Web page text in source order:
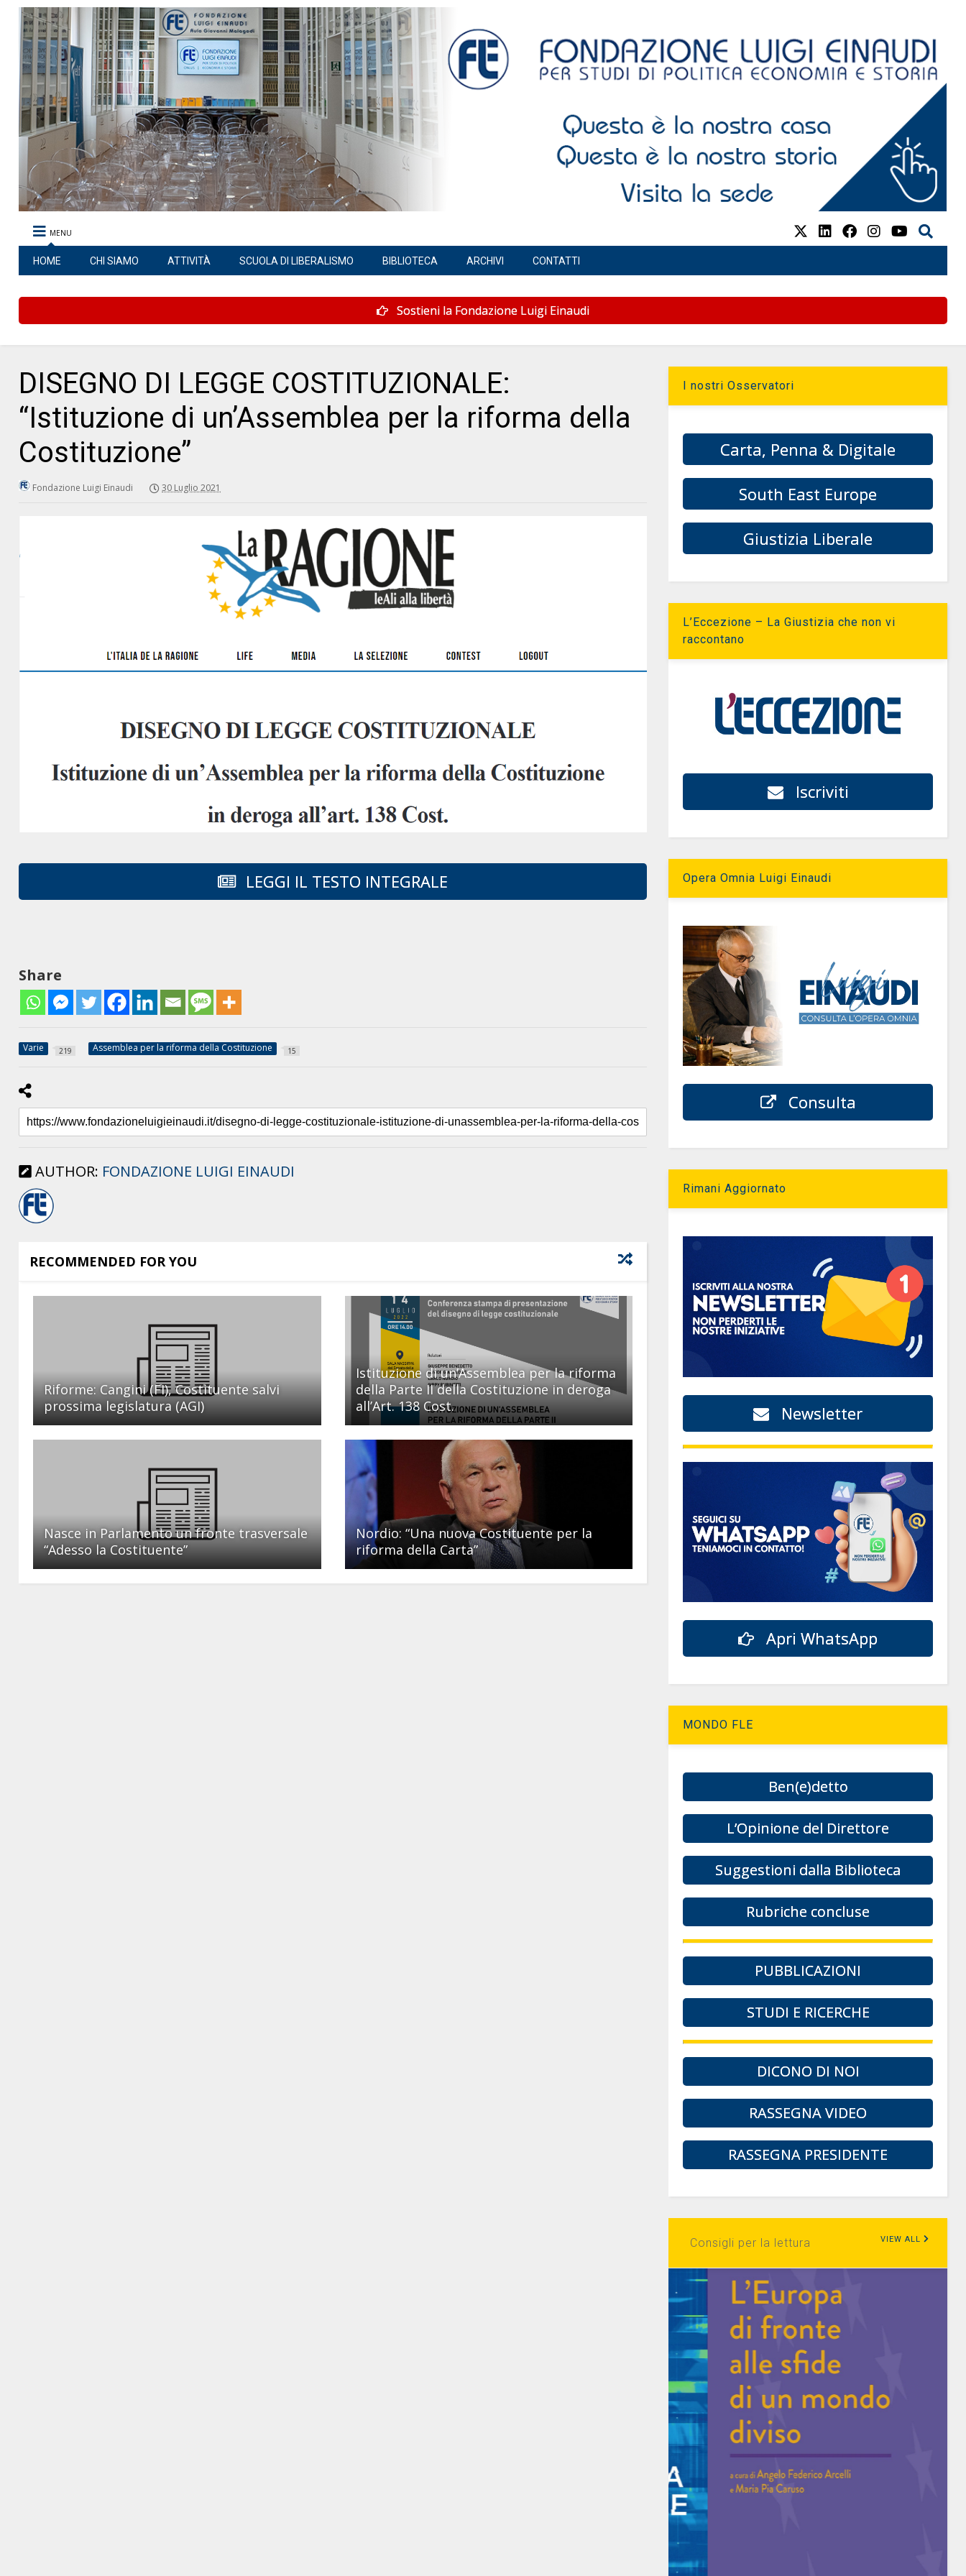
MENU
HOME CHI SIAMO ATTIVITÀ SCUOLA DI LIBERALISMO BIBLIOTECA ARCHIVI CONTATTI
Sostieni la Fondazione Luigi Einaudi
DISEGNO DI LEGGE COSTITUZIONALE:
“Istituzione di un’Assemblea per la riforma della
Costituzione”
Fondazione Luigi Einaudi 30 Luglio 2021
LEGGI IL TESTO INTEGRALE
Share
Varie 219 Assemblea per la riforma della Costituzione 15
AUTHOR: FONDAZIONE LUIGI EINAUDI
RECOMMENDED FOR YOU
Riforme: Cangini (FI), Costituente salvi
prossima legislatura (AGI)
Istituzione di un’Assemblea per la riforma
della Parte II della Costituzione in deroga
all’Art. 138 Cost.
Nasce in Parlamento un fronte trasversale
“Adesso la Costituente”
Nordio: “Una nuova Costituente per la
riforma della Carta”
I nostri Osservatori
Carta, Penna & Digitale
South East Europe
Giustizia Liberale
L’Eccezione – La Giustizia che non vi
raccontano
Iscriviti
Opera Omnia Luigi Einaudi
Consulta
Rimani Aggiornato
Newsletter
Apri WhatsApp
MONDO FLE
Ben(e)detto
L’Opinione del Direttore
Suggestioni dalla Biblioteca
Rubriche concluse
PUBBLICAZIONI
STUDI E RICERCHE
DICONO DI NOI
RASSEGNA VIDEO
RASSEGNA PRESIDENTE
Consigli per la lettura VIEW ALL